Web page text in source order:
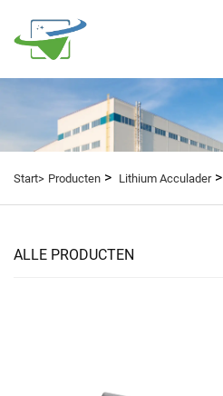
Start> Producten > Lithium Acculader>
ALLE PRODUCTEN